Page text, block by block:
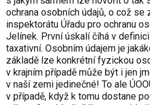
ochrana osobních údajů, o což
inspektorátu Úřadu pro ochranu
Jelínek. První úskalí číhá v
taxativní. Osobním údajem je
základě lze konkrétní fyzickou
v krajním případě může být i jen
v naší zemi jedinečné! To ale
v případě, když k tomu dostane